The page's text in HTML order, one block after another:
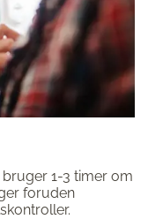
1-3 timer om
foruden